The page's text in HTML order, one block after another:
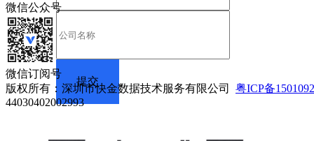
微信公众号
微信订阅号
版权所有：深圳市快金数据技术服务有限公司 粤ICP备
44030402002993